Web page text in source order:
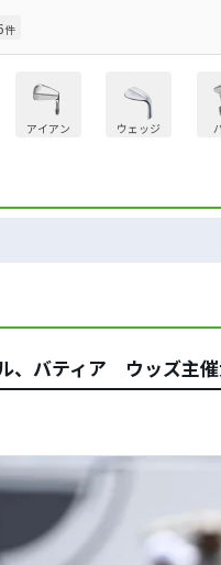
件
アイアン ウェッジ
、バティア ウッズ主